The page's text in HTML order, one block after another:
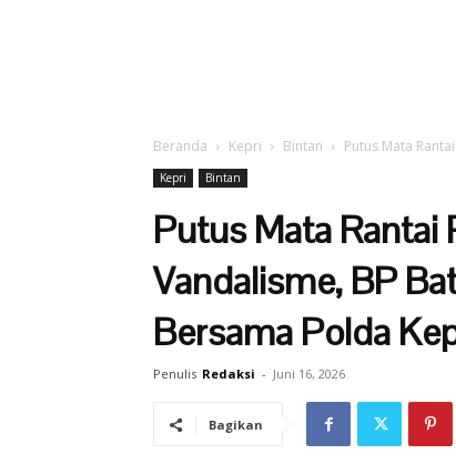
Beranda Kepri Bintan Putus Mata
Kepri Bintan
Putus Mata
Vandalisme, BP
Bersama Polda
Penulis Redaksi - Juni 16, 2026
Bagikan